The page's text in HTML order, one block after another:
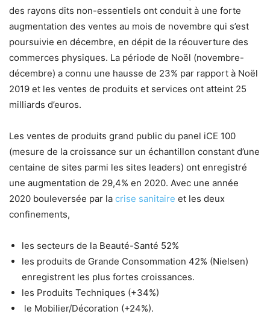
des rayons dits non-essentiels ont conduit à une forte
augmentation des ventes au mois de novembre qui s’est
poursuivie en décembre, en dépit de la réouverture des
commerces physiques. La période de Noël (novembre-
décembre) a connu une hausse de 23% par rapport à Noël
2019 et les ventes de produits et services ont atteint 25
milliards d’euros.
Les ventes de produits grand public du panel iCE 100
(mesure de la croissance sur un échantillon constant d’une
centaine de sites parmi les sites leaders) ont enregistré
une augmentation de 29,4% en 2020. Avec une année
2020 bouleversée par la crise sanitaire et les deux
confinements,
les secteurs de la Beauté-Santé 52%
les produits de Grande Consommation 42% (Nielsen)
enregistrent les plus fortes croissances.
les Produits Techniques (+34%)
le Mobilier/Décoration (+24%).